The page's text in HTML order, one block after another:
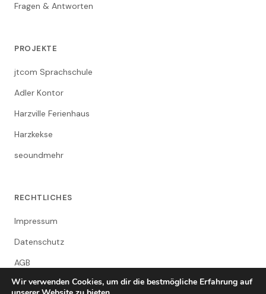
Fragen & Antworten
PROJEKTE
jtcom Sprachschule
Adler Kontor
Harzville Ferienhaus
Harzkekse
seoundmehr
RECHTLICHES
Impressum
Datenschutz
AGB
Wir verwenden Cookies, um dir die bestmögliche Erfahrung auf